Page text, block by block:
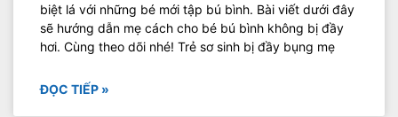
biệt lá với những bé mới tập bú bình. Bài viết dưới đây
sẽ hướng dẫn mẹ cách cho bé bú bình không bị đầy
hơi. Cùng theo dõi nhé! Trẻ sơ sinh bị đầy bụng mẹ
ĐỌC TIẾP »